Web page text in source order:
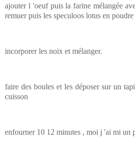
ajouter l 'oeuf puis la farine mélangée
remuer puis les speculoos lotus en poudre
incorporer les noix et mélanger.
faire des boules et les déposer sur un
cuisson
enfourner 10 12 minutes , moi j 'ai mi un